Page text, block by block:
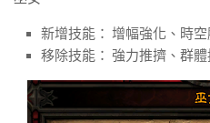
新增技能： 增幅強化、時
移除技能： 強力推擠、群